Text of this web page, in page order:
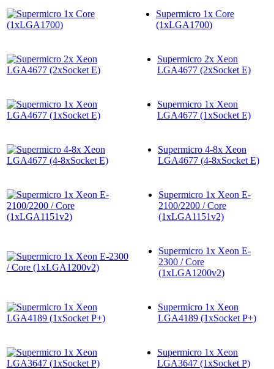
Supermicro 1x Core
(1xLGA1700)
Supermicro 2x Xeon
LGA4677 (2xSocket E)
Supermicro 1x Xeon
LGA4677 (1xSocket E)
Supermicro 4-8x Xeon
LGA4677 (4-8xSocket E)
Supermicro 1x Xeon E-
2100/2200 / Core
(1xLGA1151v2)
Supermicro 1x Xeon E-
2300 / Core
(1xLGA1200v2)
Supermicro 1x Xeon
LGA4189 (1xSocket P+)
Supermicro 1x Xeon
LGA3647 (1xSocket P)